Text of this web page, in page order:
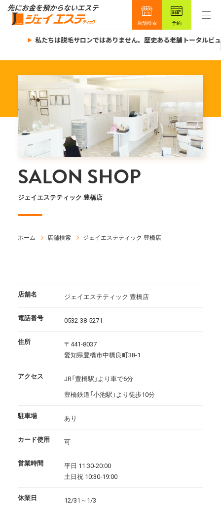
店舗検索 予約
私たちは脱毛サロンではありません。歴史ある老舗トータルビュー
SALON SHOP
ジェイエステティック 豊橋店
ホーム 店舗検索 ジェイエステティック 豊橋店
店舗名 ジェイエステティック 豊橋店
電話番号 0532-38-5271
住所
〒441-8037
愛知県豊橋市中橋良町38-1
アクセス JR「豊橋駅」より車で6分
豊橋鉄道「小池駅」より徒歩10分
駐車場 あり
カード使用 可
営業時間
平日 11:30-20:00
土日祝 10:30-19:00
休業日 12/31～1/3